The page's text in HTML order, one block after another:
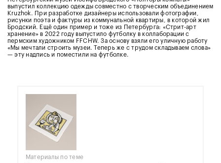
выпустил коллекцию одежды совместно с творческим объединением
Kruzhok. При разработке дизайнеры использовали фотографии,
рисунки поэта и фактуры из коммунальной квартиры, в которой жил
Бродский. Ещё один пример и тоже из Петербурга: «Стрит-арт
хранение» в 2022 году выпустило футболку в коллаборации с
пермским художником FFCHW. За основу взяли его уличную работу
«Мы мечтали строить музеи. Теперь же с трудом складываем слова»
— эту надпись и поместили на футболке.
Материалы по теме